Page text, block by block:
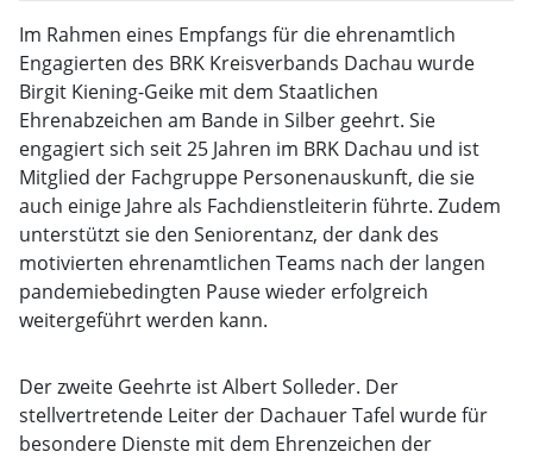
Im Rahmen eines Empfangs für die ehrenamtlich
Engagierten des BRK Kreisverbands Dachau wurde
Birgit Kiening-Geike mit dem Staatlichen
Ehrenabzeichen am Bande in Silber geehrt. Sie
engagiert sich seit 25 Jahren im BRK Dachau und ist
Mitglied der Fachgruppe Personenauskunft, die sie
auch einige Jahre als Fachdienstleiterin führte. Zudem
unterstützt sie den Seniorentanz, der dank des
motivierten ehrenamtlichen Teams nach der langen
pandemiebedingten Pause wieder erfolgreich
weitergeführt werden kann.
Der zweite Geehrte ist Albert Solleder. Der
stellvertretende Leiter der Dachauer Tafel wurde für
besondere Dienste mit dem Ehrenzeichen der